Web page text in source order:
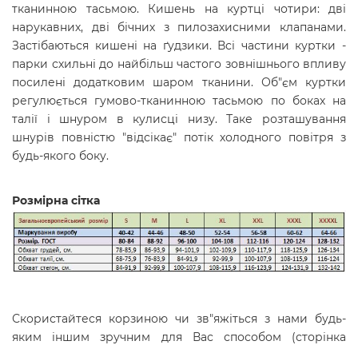
тканинною тасьмою. Кишень на куртці чотири: дві
нарукавних, дві бічних з пилозахисними клапанами.
Застібаються кишені на ґудзики. Всі частини куртки -
парки схильні до найбільш частого зовнішнього впливу
посилені додатковим шаром тканини. Об"єм куртки
регулюється гумово-тканинною тасьмою по боках на
талії і шнуром в кулисці низу. Таке розташування
шнурів повністю "відсікає" потік холодного повітря з
будь-якого боку.
Розмірна сітка
Скористайтеся корзиною чи зв"яжіться з нами будь-
яким іншим зручним для Вас способом (сторінка